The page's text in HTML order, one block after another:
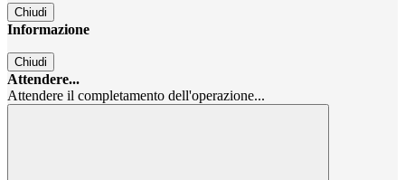
Chiudi
Informazione
Chiudi
Attendere...
Attendere il completamento dell'operazione...